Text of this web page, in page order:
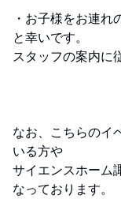
・お子様をお連
と幸いです。
スタッフの案内に
なお、こちらのイ
いる方や
サイエンスホーム
なっております。